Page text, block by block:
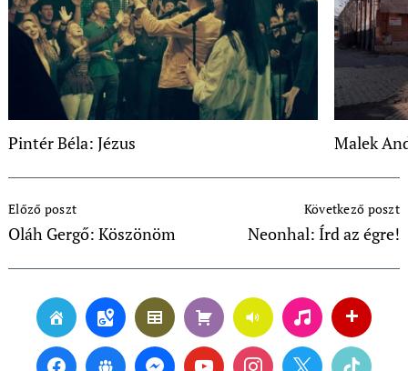
Pintér Béla: Jézus Malek
Navigation
Előző poszt
Oláh Gergő: Köszönöm
Következő poszt
Neonhal: Írd az égre!